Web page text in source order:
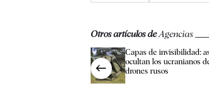
Otros artículos deAgencias
Capas de invisibilidad:
ocultan los ucranianos
drones rusos